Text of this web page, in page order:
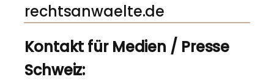
rechtsanwaelte.de
Kontakt für Medien / Presse
Schweiz: